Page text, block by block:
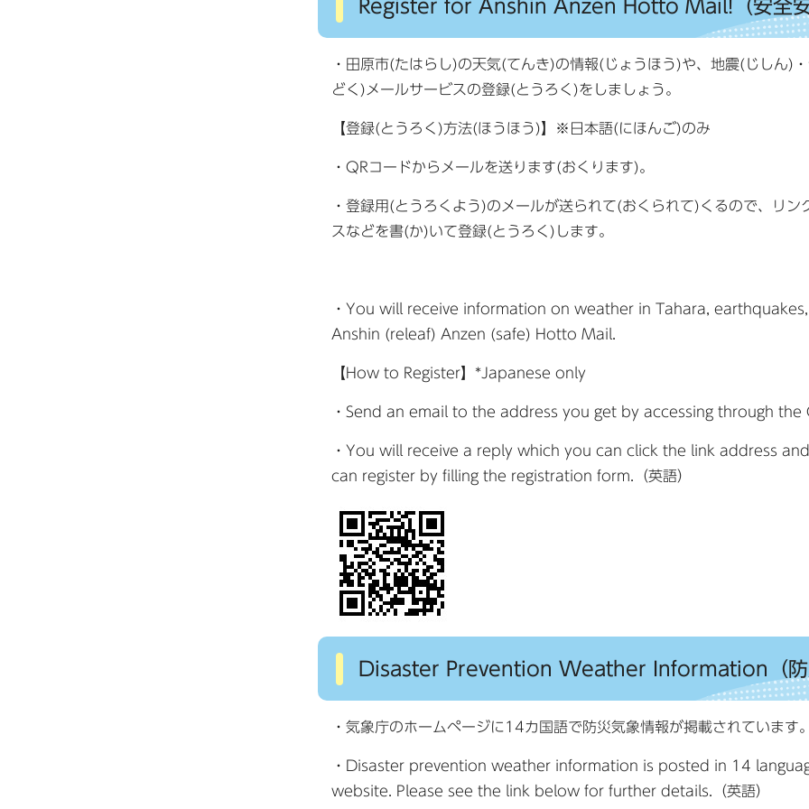
Register for Anshin Anzen Hotto Mail!（安全安
・田原市(たはらし)の天気(てんき)の情報(じょうほう)や、地震(じしん)
どく)メールサービスの登録(とうろく)をしましょう。
【登録(とうろく)方法(ほうほう)】※日本語(にほんご)のみ
・QRコードからメールを送ります(おくります)。
・登録用(とうろくよう)のメールが送られて(おくられて)くるので、リ
スなどを書(か)いて登録(とうろく)します。
・You will receive information on weather in Tahara,
Anshin (releaf) Anzen (safe) Hotto Mail.
【How to Register】*Japanese only
・Send an email to the address you get by accessing through the
・You will receive a reply which you can click the link address
can register by filling the registration form.（英語）
Disaster Prevention Weather Information（防
・気象庁のホームページに14カ国語で防災気象情報が掲載されています
・Disaster prevention weather information is posted in 14
website. Please see the link below for further details.（英語）